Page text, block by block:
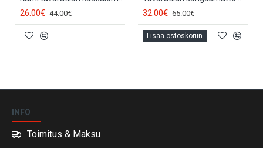
26.00€ 44.00€ 32.00€ 65.00€
Lisää ostoskoriin
INFO
Toimitus & Maksu